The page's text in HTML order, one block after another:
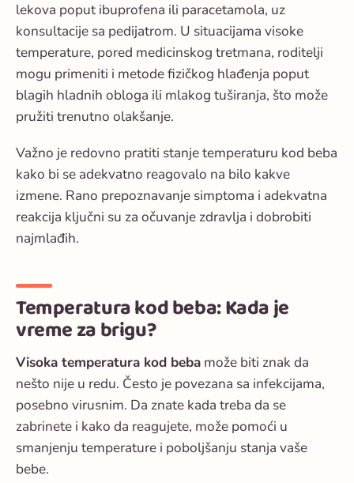
lekova poput ibuprofena ili paracetamola, uz
konsultacije sa pedijatrom. U situacijama visoke
temperature, pored medicinskog tretmana, roditelji
mogu primeniti i metode fizičkog hlađenja poput
blagih hladnih obloga ili mlakog tuširanja, što može
pružiti trenutno olakšanje.
Važno je redovno pratiti stanje temperaturu kod beba
kako bi se adekvatno reagovalo na bilo kakve
izmene. Rano prepoznavanje simptoma i adekvatna
reakcija ključni su za očuvanje zdravlja i dobrobiti
najmlađih.
Temperatura kod beba: Kada je
vreme za brigu?
Visoka temperatura kod beba može biti znak da
nešto nije u redu. Često je povezana sa infekcijama,
posebno virusnim. Da znate kada treba da se
zabrinete i kako da reagujete, može pomoći u
smanjenju temperature i poboljšanju stanja vaše
bebe.